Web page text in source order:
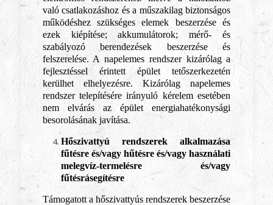
való csatlakozáshoz és a műszakilag biztonságos
működéshez szükséges elemek beszerzése és
ezek kiépítése; akkumulátorok; mérő- és
szabályozó berendezések beszerzése és
felszerelése. A napelemes rendszer kizárólag a
fejlesztéssel érintett épület tetőszerkezetén
kerülhet elhelyezésre. Kizárólag napelemes
rendszer telepítésére irányuló kérelem esetében
nem elvárás az épület energiahatékonysági
besorolásának javítása.
Hőszivattyú rendszerek alkalmazása
fűtésre és/vagy hűtésre és/vagy használati
melegvíz-termelésre és/vagy
fűtésrásegítésre
Támogatott a hőszivattyús rendszerek beszerzése